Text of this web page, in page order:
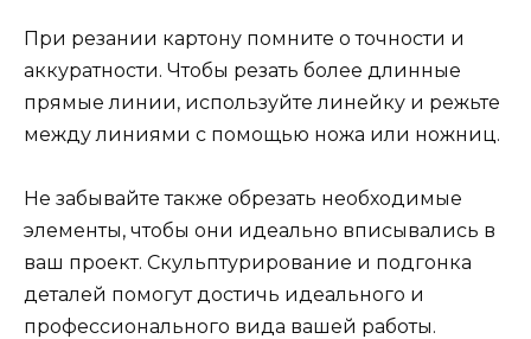
При резании картону помните о точности и
аккуратности. Чтобы резать более длинные
прямые линии, используйте линейку и режьте
между линиями с помощью ножа или ножниц.
Не забывайте также обрезать необходимые
элементы, чтобы они идеально вписывались в
ваш проект. Скульптурирование и подгонка
деталей помогут достичь идеального и
профессионального вида вашей работы.